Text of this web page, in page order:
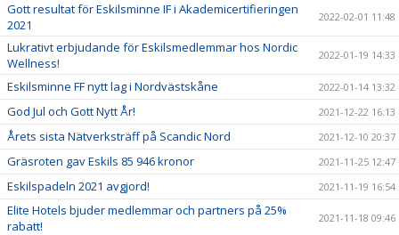
Gott resultat för Eskilsminne IF i Akademicertifieringen
2021
2022-02-01 11:48
Lukrativt erbjudande för Eskilsmedlemmar hos Nordic
Wellness!
2022-01-19 14:33
Eskilsminne FF nytt lag i Nordvästskåne 2022-01-14 13:32
God Jul och Gott Nytt År! 2021-12-22 16:13
Årets sista Nätverksträff på Scandic Nord 2021-12-10 20:37
Gräsroten gav Eskils 85 946 kronor 2021-11-25 12:47
Eskilspadeln 2021 avgjord! 2021-11-19 16:54
Elite Hotels bjuder medlemmar och partners på 25%
rabatt!
2021-11-18 09:46